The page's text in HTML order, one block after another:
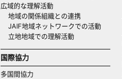
広域的な理解活動
地域の関係組織との連携
JAIF地域ネットワークでの活動
立地地域での理解活動
国際協力
多国間協力